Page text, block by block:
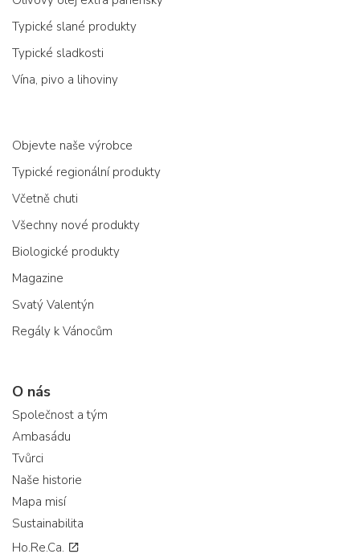
Typické slané produkty
Typické sladkosti
Vína, pivo a lihoviny
Objevte naše výrobce
Typické regionální produkty
Včetně chuti
Všechny nové produkty
Biologické produkty
Magazine
Svatý Valentýn
Regály k Vánocům
O nás
Společnost a tým
Ambasádu
Tvůrci
Naše historie
Mapa misí
Sustainabilita
Ho.Re.Ca.